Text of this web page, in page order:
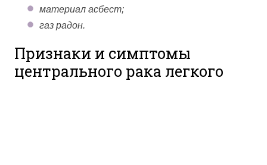
материал асбест;
газ радон.
Признаки и симптомы
центрального рака легкого